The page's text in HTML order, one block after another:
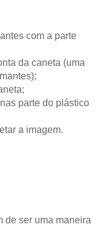
com a parte
da caneta (uma
parte do plástico
a imagem.
de ser uma maneira